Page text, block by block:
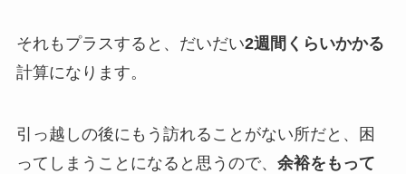
それもプラスすると、だいだい2週間くらいかかる
計算になります。
引っ越しの後にもう訪れることがない所だと、困
ってしまうことになると思うので、 余裕をもって